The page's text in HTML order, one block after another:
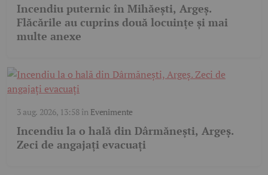
Incendiu puternic în Mihăești, Argeș.
Flăcările au cuprins două locuințe și mai
multe anexe
3 aug. 2026, 13:58în Evenimente
Incendiu la o hală din Dârmănești, Argeș.
Zeci de angajați evacuați